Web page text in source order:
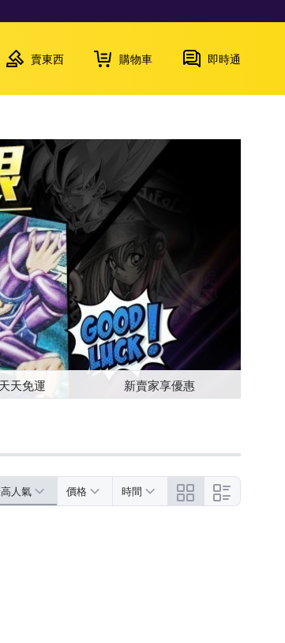
賣東西 購物車 即時通
天免運 新賣家享優惠
人氣 價格 時間